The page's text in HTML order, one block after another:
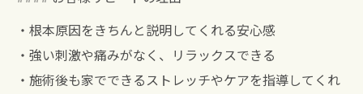
・根本原因をきちんと説明してくれる安心感
・強い刺激や痛みがなく、リラックスできる
・施術後も家でできるストレッチやケアを指導してくれ